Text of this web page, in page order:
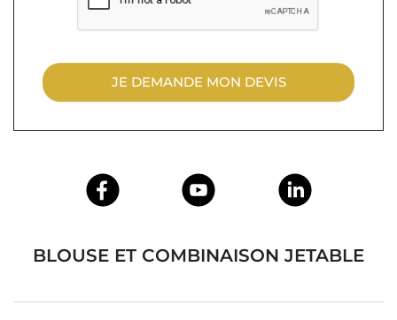
JE DEMANDE MON DEVIS
BLOUSE ET COMBINAISON JETABLE